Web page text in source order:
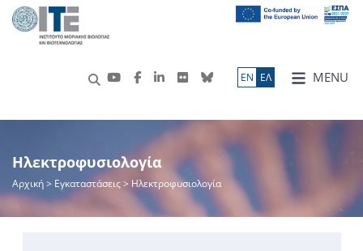
MENU
ΕN ΕΛ
Ηλεκτροφυσιολογία
Αρχική> Εγκαταστάσεις > Ηλεκτροφυσιολογία